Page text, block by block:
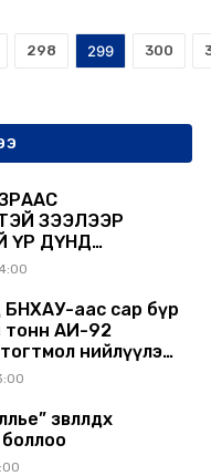
ЛИЦЮНЬТАЙ
298 299 300
ҮР ДҮНД
САВНУУД
БНХАУ-аас сар бүр
тонн АИ-92
нийлүүлэх
зөвлөлдөх